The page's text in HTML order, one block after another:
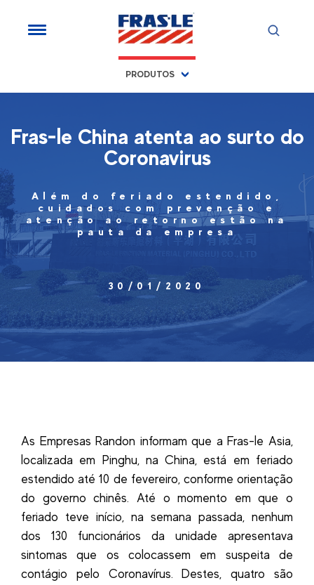
PRODUTOS
Fras-le China atenta ao surto do
Coronavirus
Além do feriado estendido,
cuidados com prevenção e
atenção ao retorno estão na
pauta da empresa
30/01/2020
As Empresas Randon informam que a Fras-le Asia,
localizada em Pinghu, na China, está em feriado
estendido até 10 de fevereiro, conforme orientação
do governo chinês. Até o momento em que o
feriado teve início, na semana passada, nenhum
dos 130 funcionários da unidade apresentava
sintomas que os colocassem em suspeita de
contágio pelo Coronavírus. Destes, quatro são